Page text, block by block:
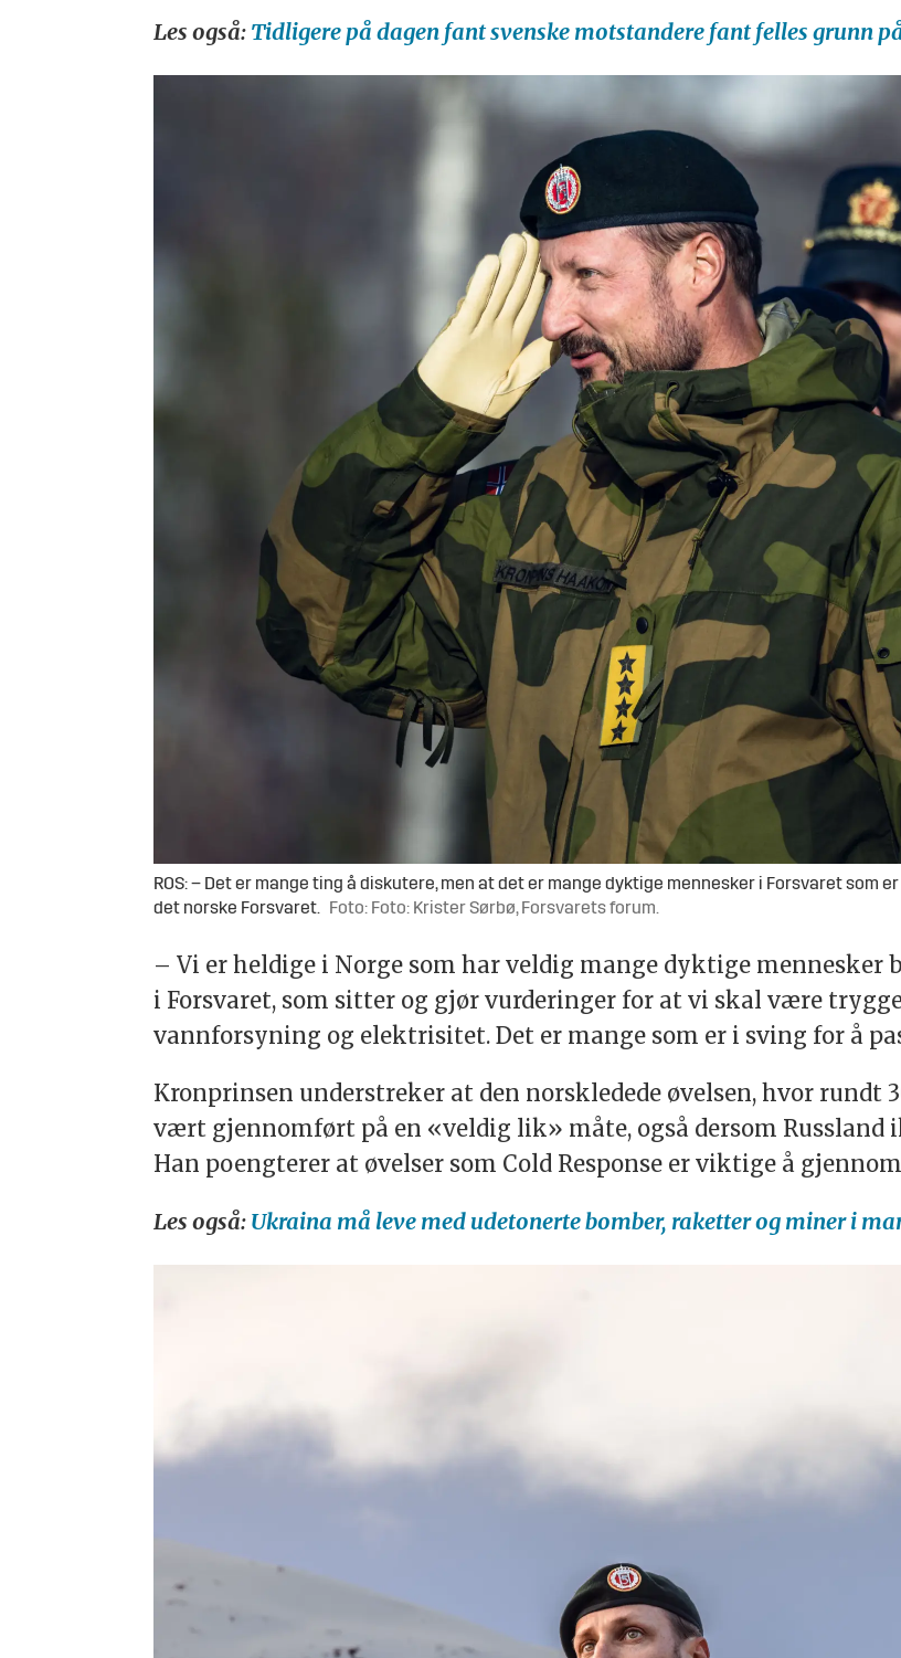
Les også: Tidligere på dagen fant svenske motstandere fant felles grunn
ROS: – Det er mange ting å diskutere, men at det er mange dyktige mennesker i Forsvaret som
det norske Forsvaret. Foto: Foto: Krister Sørbø, Forsvarets forum.
– Vi er heldige i Norge som har veldig mange dyktige mennesker
i Forsvaret, som sitter og gjør vurderinger for at vi skal være
vannforsyning og elektrisitet. Det er mange som er i sving for å
Kronprinsen understreker at den norskledede øvelsen, hvor rundt
vært gjennomført på en «veldig lik» måte, også dersom Russland
Han poengterer at øvelser som Cold Response er viktige å
Les også: Ukraina må leve med udetonerte bomber, raketter og miner i